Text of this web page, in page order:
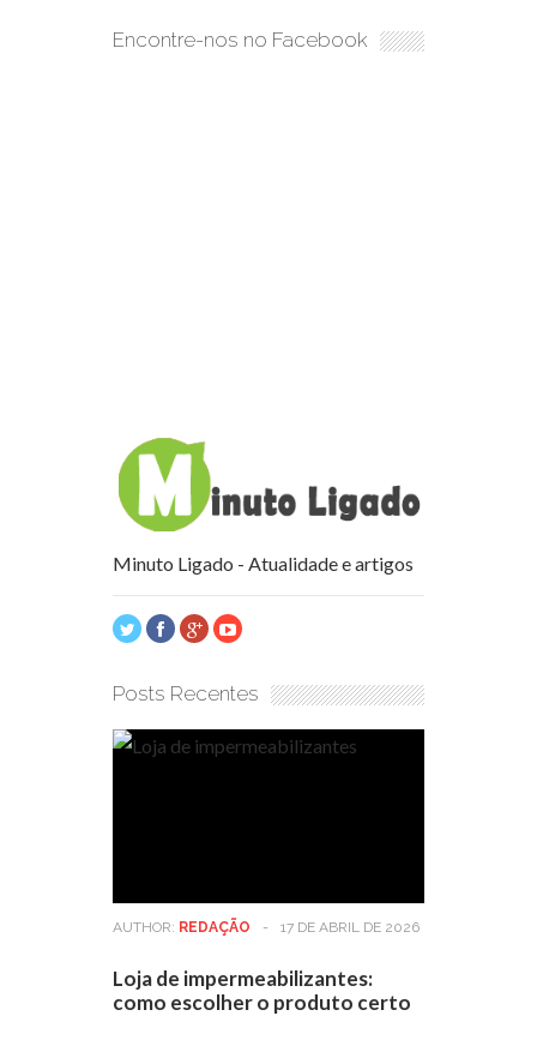
Encontre-nos no Facebook
Minuto Ligado - Atualidade e artigos
Posts Recentes
AUTHOR: REDAÇÃO - 17 DE ABRIL DE 2026
Loja de impermeabilizantes:
como escolher o produto certo